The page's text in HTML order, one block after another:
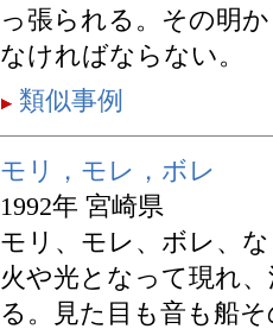
っ張られる。その明
なければならない。
類似事例
モリ，モレ，ボレ
1992年 宮崎県
モリ、モレ、ボレ、
火や光となって現れ
る。見た目も音も船